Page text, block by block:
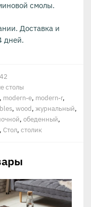
смолы.
Доставка и
дней.
столы
, modern-e, modern-r,
, wood, журнальный,
, обеденный,
, Стол, столик